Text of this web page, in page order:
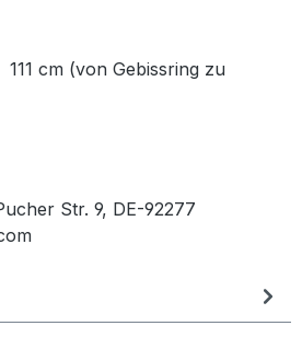
cm (von Gebissring zu
Str. 9, DE-92277